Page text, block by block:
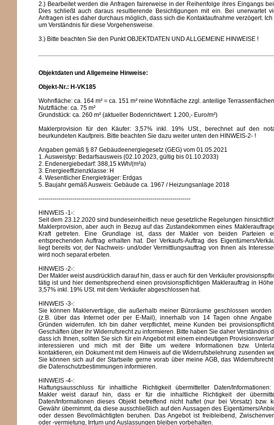
2.) Bearbeitet werden die Anfragen fairerweise in der Reihenfolge ihres Eingangs
Dies schließt auch daraus resultierende Besichtigungen mit ein. Bei unerwartet
Anfragen ist es daher durchaus möglich, dass sich die Kontaktaufnahme verzögert. Ich
um Verständnis für diese Vorgehensweise.
3.) Bitte beachten Sie den Punkt OBJEKTDATEN UND ALLGEMEINE HINWEISE !
Objektdaten und Allgemeine Hinweise:
Objekt-Nr.: H-VK185
Wohnfläche: ca. 164 m² = ca. 151 m² reine Wohnfläche zzgl. anteilige Terrassenflächen
Nutzfläche: ca. 75 m²
Grundstück: ca. 260 m² (aktueller Bodenrichtwert: 1.200,- Euro/m²)
Maklerprovision für den Käufer: 3,57% inkl. 19% USt., berechnet auf den
beurkundeten Kaufpreis. Bitte beachten Sie dazu weiter unten den HINWEIS-2- !
Angaben gemäß § 87 Gebäudeenergiegesetz (GEG) vom 01.05.2021
1. Ausweistyp: Bedarfsausweis (02.10.2023, gültig bis 01.10.2033)
2. Endenergiebedarf: 388,15 kWh/(m²a)
3. Energieeffizienzklasse: H
4. Wesentlicher Energieträger: Erdgas
5. Baujahr gemäß Ausweis: Gebäude ca. 1967 / Heizungsanlage 2018
----------------------------------------------------------------------------
HINWEIS -1-:
Seit dem 23.12.2020 sind bundeseinheitlich neue gesetzliche Regelungen
Maklerprovision, aber auch in Bezug auf das Zustandekommen eines
Kraft getreten. Eine Grundlage ist, dass der Makler von beiden Parteien
entsprechenden Auftrag erhalten hat. Der Verkaufs-Auftrag des Eigentümers/
liegt bereits vor, der Nachweis- und/oder Vermittlungsauftrag von Ihnen als
wird noch separat erbeten.
HINWEIS -2-:
Der Makler weist ausdrücklich darauf hin, dass er auch für den Verkäufer
tätig ist und hier dementsprechend einen provisionspflichtigen Maklerauftrag in
3,57% inkl. 19% USt. mit dem Verkäufer abgeschlossen hat.
HINWEIS -3-:
Sie können Maklerverträge, die außerhalb meiner Büroräume geschlossen worden
(z.B. über das Internet oder per E-Mail), innerhalb von 14 Tagen ohne Angabe
Gründen widerrufen. Ich bin daher verpflichtet, meine Kunden bei
Geschäften über ihr Widerrufsrecht zu informieren. Bitte haben Sie daher Verständnis
dass ich Ihnen, sollten Sie sich für ein Angebot mit einem eindeutigen
interessieren und mich mit der Bitte um weitere Informationen bzw.
kontaktieren, ein Dokument mit dem Hinweis auf die Widerrufsbelehrung zusenden
Sie können sich auf der Startseite gerne vorab über meine AGB, das Widerrufsrecht
die Datenschutzbestimmungen informieren.
HINWEIS -4-:
Haftungsausschluss für inhaltliche Richtigkeit übermittelter Daten/
Makler weist darauf hin, dass er für die inhaltliche Richtigkeit der
Daten/Informationen dieses Objekt betreffend nicht haftet (nur bei Vorsatz) bzw.
Gewähr übernimmt, da diese ausschließlich auf den Aussagen des Eigentümers/
oder dessen Bevollmächtigten beruhen. Das Angebot ist freibleibend,
oder -vermietung, Irrtum und Auslassungen bleiben vorbehalten.